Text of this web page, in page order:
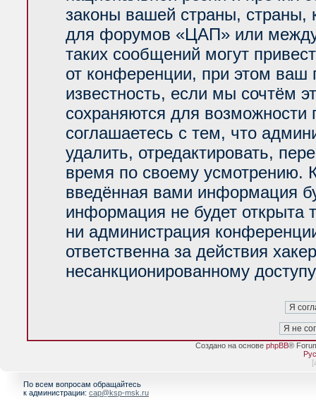
законы вашей страны, страны,
для форумов «ЦАП» или
таких сообщений могут
от конференции, при этом ваш
известность, если мы сочтём
сохраняются для возможности
соглашаетесь с тем, что
удалить, отредактировать,
время по своему усмотрению.
введённая вами информация
информация не будет открыта
ни администрация
ответственна за действия
несанкционированному
Создано на основе phpBB®
[
По всем вопросам обращайтесь
к администрации: cap@ksp-msk.ru